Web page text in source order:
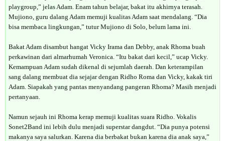
playgroup,” jelas Adam. Enam tahun belajar, bakat itu akhirnya terasah.
Mujiono, guru dalang Adam memuji kualitas Adam saat mendalang. “Dia
bisa membaca lingkungan,” tutur Mujiono di Solo, belum lama ini.
Bakat Adam disambut hangat Vicky Irama dan Debby, anak Rhoma buah
perkawinan dari almarhumah Veronica. “Itu bakat dari kecil,” ucap Vicky.
Kemampuan Adam sudah dikenal di sejumlah daerah. Dan keterampilan
sang dalang membuat dia sejajar dengan Ridho Roma dan Vicky, kakak tiri
Adam. Siapakah yang pantas menyandang pangeran Rhoma? Masih menjadi
pertanyaan.
Namun sejauh ini Rhoma kerap memuji kualitas suara Ridho. Vokalis
Sonet2Band ini lebih dulu menjadi superstar dangdut. “Dia punya potensi
makanya saya salurkan. Karena dia berbakat bukan karena dia anak saya,”